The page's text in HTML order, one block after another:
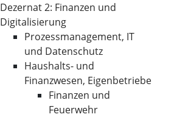
Dezernat 2: Finanzen und
Digitalisierung
Prozessmanagement, IT
und Datenschutz
Haushalts- und
Finanzwesen, Eigenbetriebe
Finanzen und
Feuerwehr